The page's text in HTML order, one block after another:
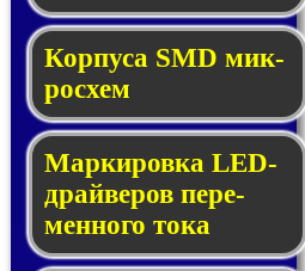
Корпуса SMD мик­
ро­схем
Маркировка LED-
драй­ве­ров пе­ре­
мен­но­го то­ка